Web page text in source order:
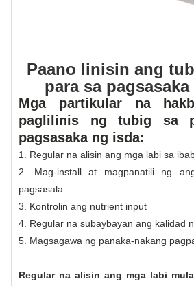
Paano linisin ang
para sa
Mga partikular na
paglilinis ng tubig sa
pagsasaka ng isda:
1. Regular na alisin ang mga labi sa
2. Mag-install at magpanatili ng
pagsasala
3. Kontrolin ang nutrient input
4. Regular na subaybayan ang kalidad
5. Magsagawa ng panaka-nakang
Regular na alisin ang mga labi